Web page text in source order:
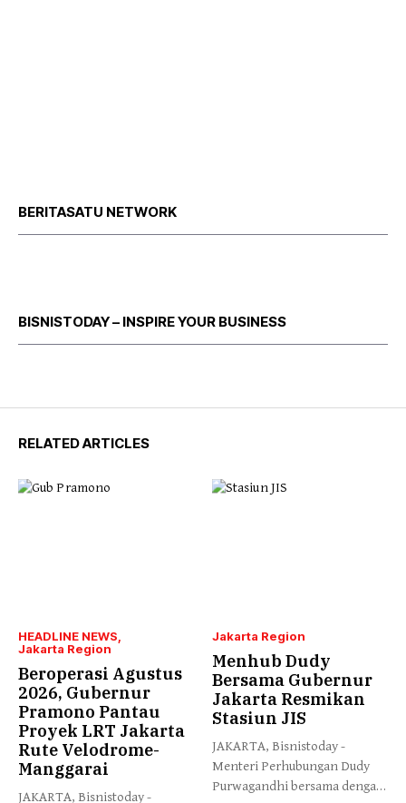
BERITASATU NETWORK
BISNISTODAY – INSPIRE YOUR BUSINESS
RELATED ARTICLES
HEADLINE NEWS
Jakarta Region
Beroperasi Agustus
2026, Gubernur
Pramono Pantau
Proyek LRT Jakarta
Rute Velodrome-
Manggarai
JAKARTA, Bisnistoday -
Jakarta Region
Menhub Dudy
Bersama Gubernur
Jakarta Resmikan
Stasiun JIS
JAKARTA, Bisnistoday -
Menteri Perhubungan Dudy
Purwagandhi bersama dengan